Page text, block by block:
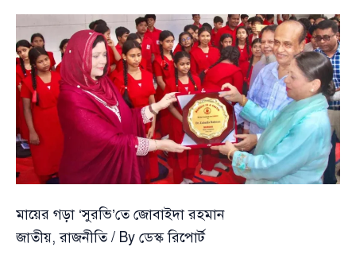
মায়ের গড়া ‘সুরভি’তে জোবাইদা রহমান
জাতীয়,রাজনীতি/ By ডেস্ক রিপোর্ট